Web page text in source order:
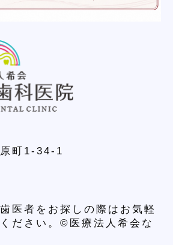
町1-34-1
医者をお探しの際はお気軽
ださい。©医療法人希会な